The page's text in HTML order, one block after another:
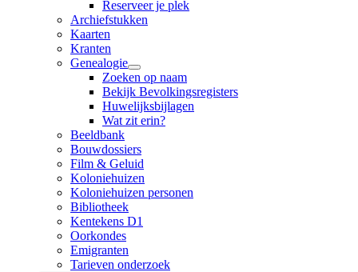
Reserveer je plek
Archiefstukken
Kaarten
Kranten
Genealogie
Zoeken op naam
Bekijk Bevolkingsregisters
Huwelijksbijlagen
Wat zit erin?
Beeldbank
Bouwdossiers
Film & Geluid
Koloniehuizen
Koloniehuizen personen
Bibliotheek
Kentekens D1
Oorkondes
Emigranten
Tarieven onderzoek